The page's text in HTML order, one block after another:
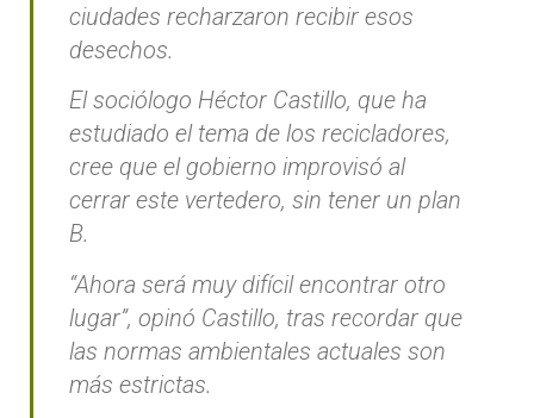
ciudades recharzaron recibir esos
desechos.
El sociólogo Héctor Castillo, que ha
estudiado el tema de los recicladores,
cree que el gobierno improvisó al
cerrar este vertedero, sin tener un plan
B.
“Ahora será muy difícil encontrar otro
lugar”, opinó Castillo, tras recordar que
las normas ambientales actuales son
más estrictas.